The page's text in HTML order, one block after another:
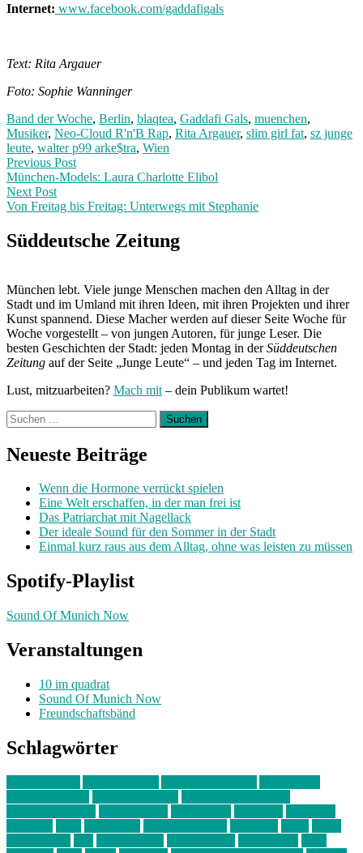
Internet: www.facebook.com/gaddafigals
Text: Rita Argauer
Foto: Sophie Wanninger
Band der Woche, Berlin, blaqtea, Gaddafi Gals, muenchen,
Musiker, Neo-Cloud R'n'B Rap, Rita Argauer, slim girl fat, sz junge
leute, walter p99 arke$tra, Wien
Post
navigation
Previous PostPrevious
post:
München-Models: Laura Charlotte Elibol
Next Post
Von Freitag bis Freitag: Unterwegs mit Stephanie
Post:
Süddeutsche Zeitung
München lebt. Viele junge Menschen machen den Alltag in der
Stadt und im Umland mit ihren Ideen, mit ihren Projekten und ihrer
Kunst spannend. Diese Macher werden auf dieser Seite Woche für
Woche vorgestellt – von jungen Autoren, für junge Leser. Die
besten Geschichten der Stadt: jeden Montag in derSüddeutschen
Zeitung auf der Seite „Junge Leute“ – und jeden Tag im Internet.
Lust, mitzuarbeiten? Mach mit – dein Publikum wartet!
Suchen
nach:
Neueste Beiträge
Wenn die Hormone verrückt spielen
Eine Welt erschaffen, in der man frei ist
Das Patriarchat mit Nagellack
Der ideale Sound für den Sommer in der Stadt
Einmal kurz raus aus dem Alltag, ohne was leisten zu müssen
Spotify-Playlist
Sound Of Munich Now
Veranstaltungen
10 im quadrat
Sound Of Munich Now
Freundschaftsbänd
Schlagwörter